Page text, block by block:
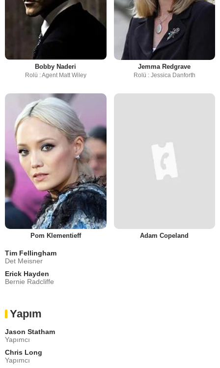
Bobby Naderi
Rolü : Agent Matt Wiley
Jemma Redgrave
Rolü : Jessica Danforth
Pom Klementieff Adam Copeland
Tim Fellingham
Det Meisner
Erick Hayden
Bernie Radcliffe
Yapım
Jason Statham
Yapımcı
Chris Long
Yapımcı